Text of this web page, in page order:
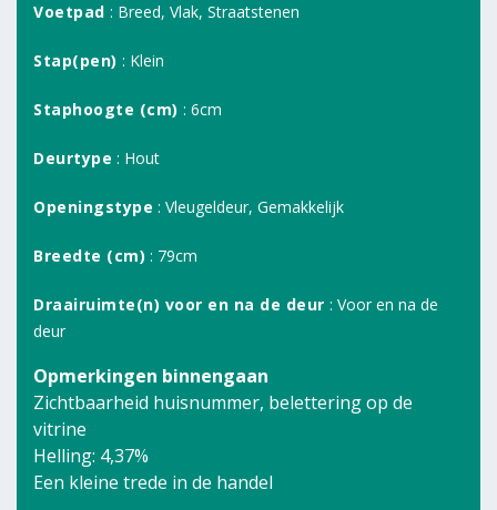
Voetpad : Breed, Vlak, Straatstenen
Stap(pen) : Klein
Staphoogte (cm) : 6cm
Deurtype : Hout
Openingstype : Vleugeldeur, Gemakkelijk
Breedte (cm) : 79cm
Draairuimte(n) voor en na de deur : Voor en na de
deur
Opmerkingen binnengaan
Zichtbaarheid huisnummer, belettering op de
vitrine
Helling: 4,37%
Een kleine trede in de handel